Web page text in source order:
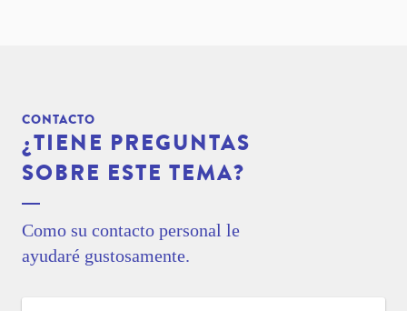
CONTACTO
¿TIENE PREGUNTAS
SOBRE ESTE TEMA?
Como su contacto personal le
ayudaré gustosamente.